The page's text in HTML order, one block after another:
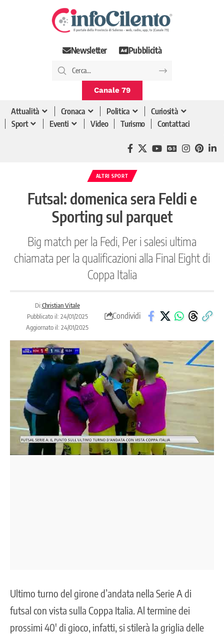
Newsletter Pubblicità
Canale 79
Attualità Cronaca Politica
Curiosità
Sport
Eventi Video Turismo Contattaci
ALTRI SPORT
Futsal: domenica sera Feldi e
Sporting sul parquet
Big match per la Fedi, Per i salesi ultima
chiamata per la qualificazioni alla Final Eight di
Coppa Italia
Di:Christian Vitale
Pubblicato il: 24/01/2025
Aggiornato il: 24/01/2025
Condividi
Ultimo turno del girone d’andata nella Serie A di
futsal con vista sulla Coppa Italia. Al termine dei
prossimi 40′ di gioco, infatti, si stilerà la griglia delle